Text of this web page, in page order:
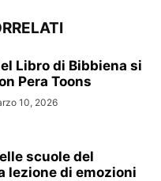
Libro di Bibbiena si
Pera Toons
10, 2026
scuole del
lezione di emozioni